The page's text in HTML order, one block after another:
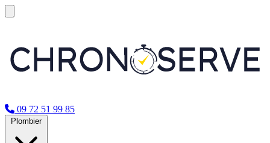
09 72 51 99 85
Plombier